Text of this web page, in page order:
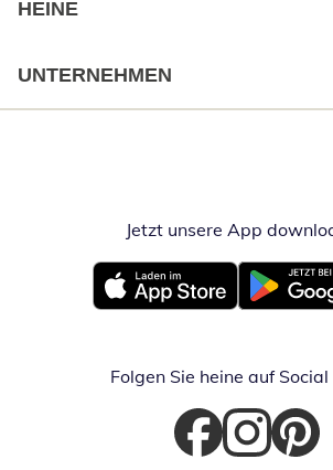
HEINE
UNTERNEHMEN
Jetzt unsere App
Öffnet in neuem Fenster
Öffnet in
Folgen Sie heine auf
Öffnet in neuem
Öffnet inÖffnet